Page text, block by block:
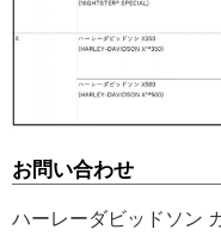
お問い合わせ
ハーレーダビッドソン